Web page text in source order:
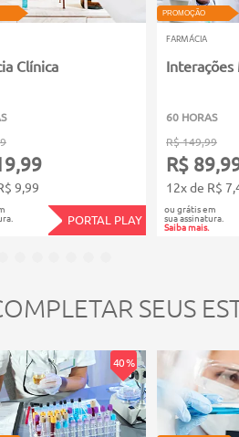
Clínica
9,99
PORTAL PLAY
PROMOÇÃO
FARMÁCIA
Interações
60 HORAS
R$ 149,99
R$
12x de R$
ou grátis em
sua assinatura.
Saiba mais.
SEUS
40 %